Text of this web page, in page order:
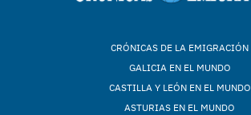
CRÓNICAS DE LA EMIGRACIÓN
GALICIA EN EL MUNDO
CASTILLA Y LEÓN EN EL MUNDO
ASTURIAS EN EL MUNDO